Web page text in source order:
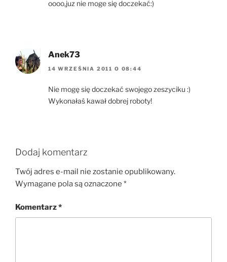
oooo,juz nie moge się doczekać:)
Anek73
14 WRZEŚNIA 2011 O 08:44
Nie mogę się doczekać swojego zeszyciku :)
Wykonałaś kawał dobrej roboty!
Dodaj komentarz
Twój adres e-mail nie zostanie opublikowany.
Wymagane pola są oznaczone *
Komentarz*